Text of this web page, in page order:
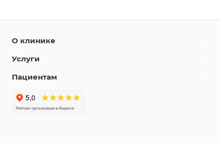
О клинике
Услуги
Пациентам